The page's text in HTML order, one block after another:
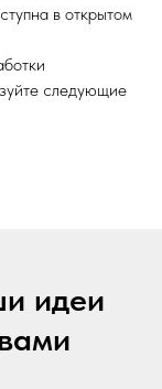
в открытом
следующие
идеи